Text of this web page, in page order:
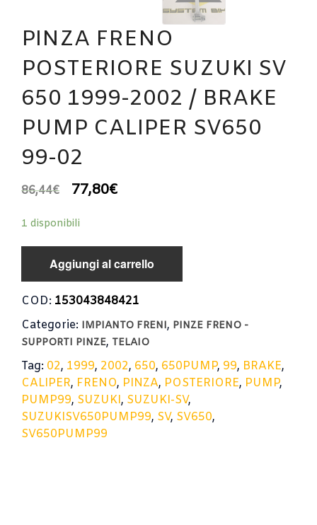
PINZA FRENO
POSTERIORE SUZUKI SV
650 1999-2002 / BRAKE
PUMP CALIPER SV650
99-02
86,44€ 77,80€
1 disponibili
Aggiungi al carrello
COD: 153043848421
Categorie: IMPIANTO FRENI, PINZE FRENO -
SUPPORTI PINZE, TELAIO
Tag: 02, 1999, 2002, 650, 650PUMP, 99, BRAKE,
CALIPER, FRENO, PINZA, POSTERIORE, PUMP,
PUMP99, SUZUKI, SUZUKI-SV,
SUZUKISV650PUMP99, SV, SV650,
SV650PUMP99